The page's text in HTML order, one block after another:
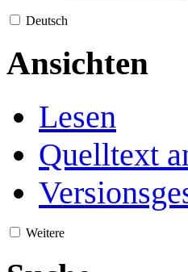
Deutsch
Ansichten
Lesen
Quelltext
Weitere